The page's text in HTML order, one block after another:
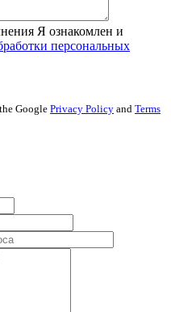
Я ознакомлен и
персональных
Google Privacy Policy and Terms